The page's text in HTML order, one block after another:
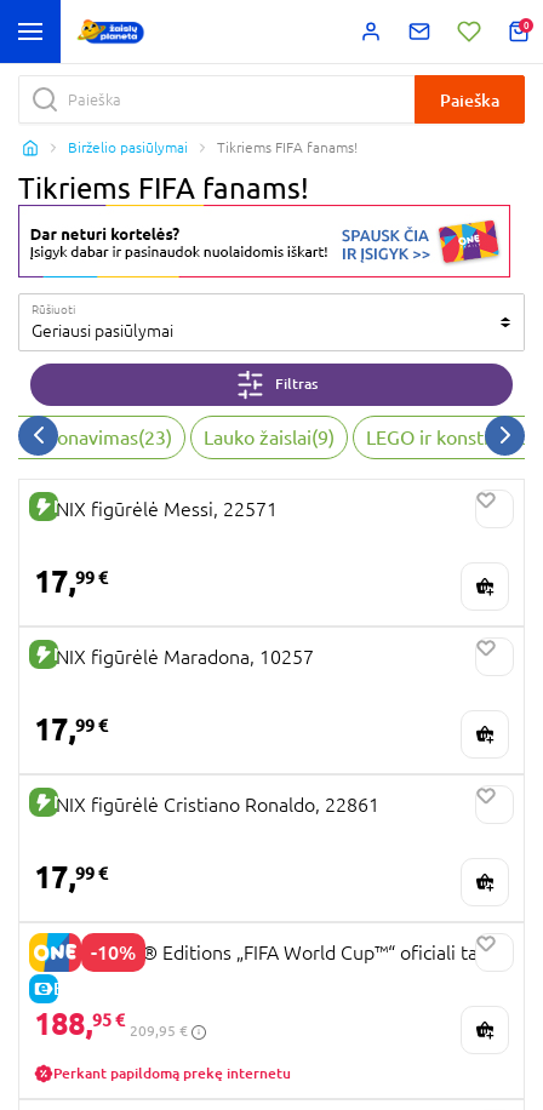
0
Paieška
Birželio pasiūlymai Tikriems FIFA fanams!
Tikriems FIFA fanams!
Rūšiuoti
Geriausi pasiūlymai
Filtras
(23) Lauko žaislai(9) LEGO ir
NAUJA PREKĖ
MINIX figūrėlė Messi, 22571
17,99 €
NAUJA PREKĖ
MINIX figūrėlė Maradona, 10257
17,99 €
NAUJA PREKĖ
MINIX figūrėlė Cristiano Ronaldo, 22861
17,99 €
-10%
E-KAINA
43020 LEGO® Editions „FIFA World Cup™“ oficiali taurė
188,95 €
209,95 €
Perkant papildomą prekę internetu